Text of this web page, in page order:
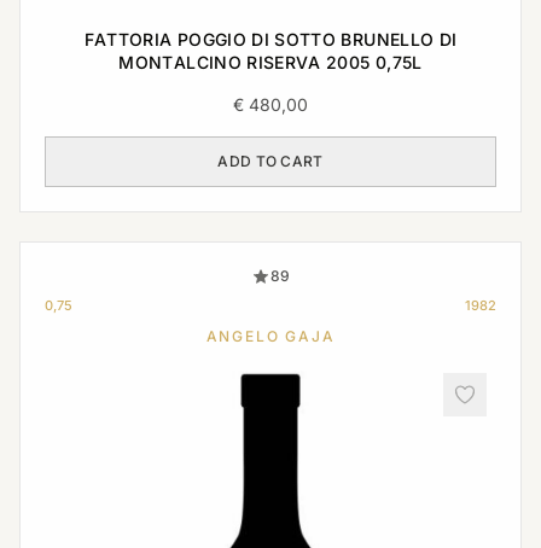
FATTORIA POGGIO DI SOTTO BRUNELLO DI
MONTALCINO RISERVA 2005 0,75L
€ 480,00
ADD TO CART
89
0,75 1982
ANGELO GAJA